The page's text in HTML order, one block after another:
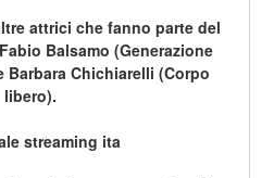
attrici che fanno parte del
Balsamo (Generazione
Barbara Chichiarelli (Corpo
libero).
streaming ita